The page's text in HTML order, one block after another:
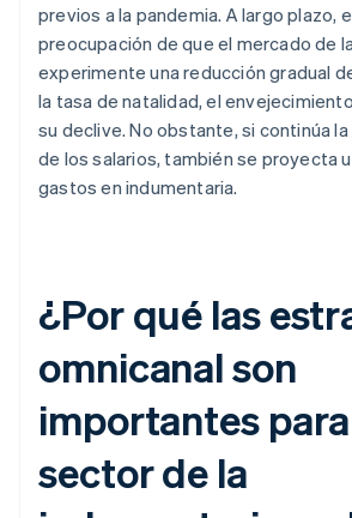
previos a la pandemia. A largo plazo,
preocupación de que el mercado de
experimente una reducción gradual
la tasa de natalidad, el
su declive. No obstante, si continúa
de los salarios, también se proyecta
gastos en indumentaria.
¿Por qué las
omnicanal son
importantes
sector de la